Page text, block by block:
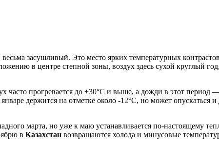
весьма засушливый. Это место ярких температурных
в центре степной зоны, воздух здесь сухой круглый
часто прогревается до +30°C и выше, а дожди в этот период
держится на отметке около -12°C, но может опускаться
марта, но уже к маю устанавливается по-настоящему
в Казахстан возвращаются холода и минусовые